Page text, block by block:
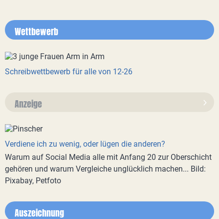
Wettbewerb
Schreibwettbewerb für alle von 12-26
Anzeige
Verdiene ich zu wenig, oder lügen die anderen?
Warum auf Social Media alle mit Anfang 20 zur Oberschicht
gehören und warum Vergleiche unglücklich machen... Bild:
Pixabay, Petfoto
Auszeichnung